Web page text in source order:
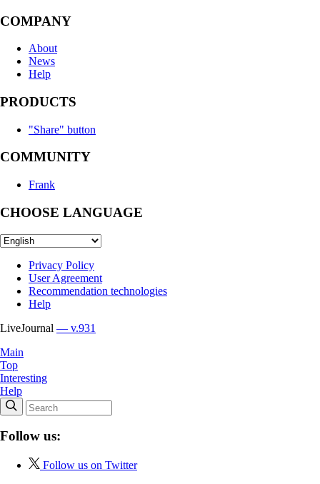
COMPANY
About
News
Help
PRODUCTS
"Share" button
COMMUNITY
Frank
CHOOSE LANGUAGE
Privacy Policy
User Agreement
Recommendation technologies
Help
LiveJournal — v.931
Main
Top
Interesting
Help
Follow us:
Follow us on Twitter